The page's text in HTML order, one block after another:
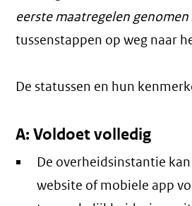
eerste maatregelen genomen
tussenstappen op weg naar
De statussen en hun
A: Voldoet volledig
De overheidsinstantie
website of mobiele app